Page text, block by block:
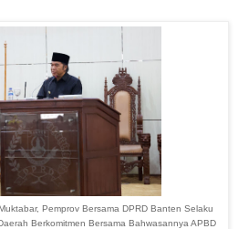
Pemprov Bersama DPRD Banten Selaku
Berkomitmen Bersama Bahwasannya APBD